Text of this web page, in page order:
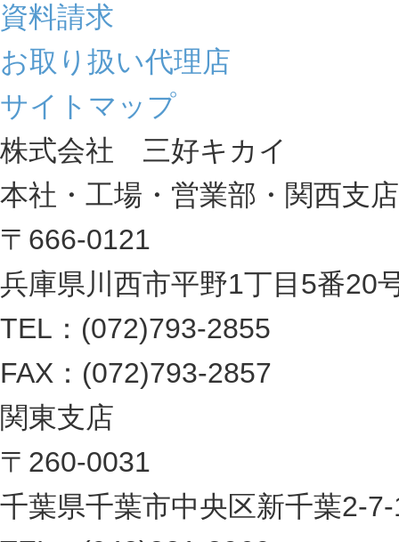
資料請求
お取り扱い代理店
サイトマップ
株式会社 三好キカイ
本社・工場・営業部・関西支店
〒666-0121
兵庫県川西市平野1丁目5番20
TEL：(072)793-2855
FAX：(072)793-2857
関東支店
〒260-0031
千葉県千葉市中央区新千葉2-